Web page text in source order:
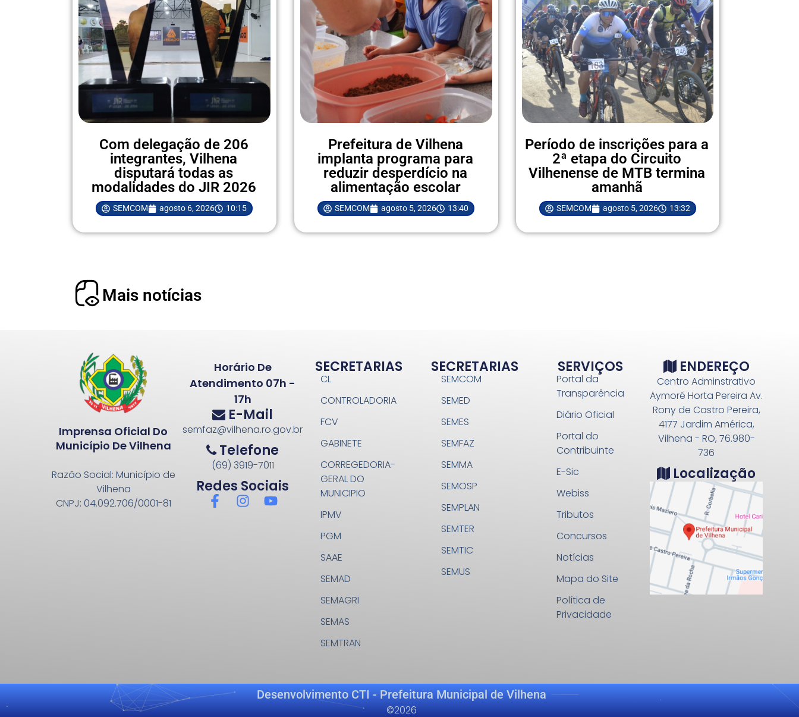
Com delegação de 206
integrantes, Vilhena
disputará todas as
modalidades do JIR 2026
SEMCOM agosto 6, 2026 10:15
Prefeitura de Vilhena
implanta programa para
reduzir desperdício na
alimentação escolar
SEMCOM agosto 5, 2026 13:40
Período de inscrições para a
2ª etapa do Circuito
Vilhenense de MTB termina
amanhã
SEMCOM agosto 5, 2026 13:32
Mais notícias
Imprensa Oficial Do
Município De Vilhena
Razão Social: Município de
Vilhena
CNPJ: 04.092.706/0001-81
Horário De
Atendimento 07h -
17h
E-Mail
semfaz@vilhena.ro.gov.br
Telefone
(69) 3919-7011
Redes Sociais
SECRETARIAS
CL
CONTROLADORIA
FCV
GABINETE
CORREGEDORIA-
GERAL DO
MUNICIPIO
IPMV
PGM
SAAE
SEMAD
SEMAGRI
SEMAS
SEMTRAN
SECRETARIAS
SEMCOM
SEMED
SEMES
SEMFAZ
SEMMA
SEMOSP
SEMPLAN
SEMTER
SEMTIC
SEMUS
SERVIÇOS
Portal da
Transparência
Diário Oficial
Portal do
Contribuinte
E-Sic
Webiss
Tributos
Concursos
Notícias
Mapa do Site
Política de
Privacidade
ENDEREÇO
Centro Adminstrativo
Aymoré Horta Pereira Av.
Rony de Castro Pereira,
4177 Jardim América,
Vilhena - RO, 76.980-
736
Localização
Desenvolvimento CTI - Prefeitura Municipal de Vilhena
©2026